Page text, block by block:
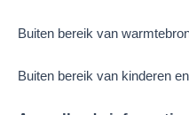
Buiten bereik van
Buiten bereik van kinderen